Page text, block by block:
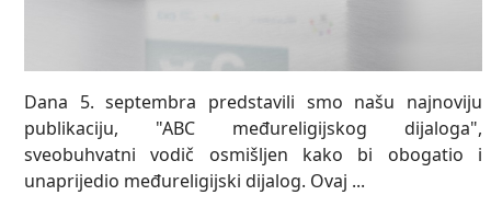
Dana 5. septembra predstavili smo našu najnoviju
publikaciju, "ABC međureligijskog dijaloga",
sveobuhvatni vodič osmišljen kako bi obogatio i
unaprijedio međureligijski dijalog. Ovaj ...